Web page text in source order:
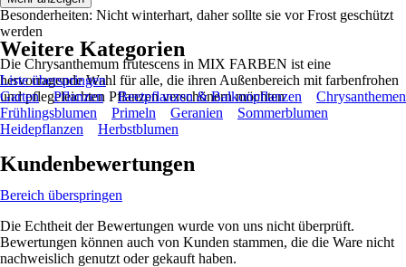
Besonderheiten: Nicht winterhart, daher sollte sie vor Frost geschützt
werden
Die Chrysanthemum frutescens in MIX FARBEN ist eine
hervorragende Wahl für alle, die ihren Außenbereich mit farbenfrohen
und pflegeleichten Pflanzen verschönern möchten
Weitere Kategorien
Liste überspringen
Garten
Pflanzen Beetpflanzen & Balkonpflanzen
Chrysanthemen
Frühlingsblumen
Primeln Geranien
Sommerblumen
Heidepflanzen
Herbstblumen
Kundenbewertungen
Bereich überspringen
Die Echtheit der Bewertungen wurde von uns nicht überprüft.
Bewertungen können auch von Kunden stammen, die die Ware nicht
nachweislich genutzt oder gekauft haben.